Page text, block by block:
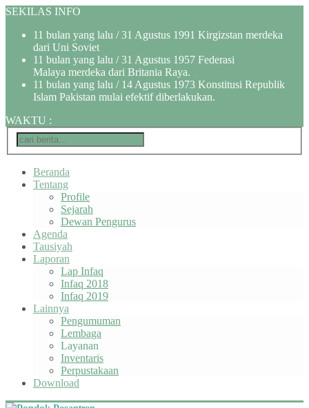
SEKILAS INFO
11 bulan yang lalu / 31 Agustus 1991 Kirgizstan merdeka
dari Uni Soviet
11 bulan yang lalu / 31 Agustus 1957 Federasi
Malaya merdeka dari Britania Raya.
11 bulan yang lalu / 14 Agustus 1973 Konstitusi Republik
Islam Pakistan mulai efektif diberlakukan.
WAKTU :
Beranda
Tentang
Profile
Sejarah
Dewan Pengurus
Agenda
Tausiyah
Laporan
Lap Infaq
Infaq 2018
Infaq 2019
Lainnya
Pengumuman
Lembaga
Layanan
Inventaris
Perpustakaan
Download